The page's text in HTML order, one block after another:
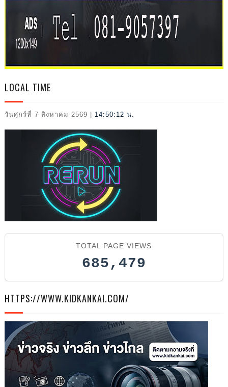
L
2026
LOCAL TIME
วันศุกร์ที่ 7 สิงหาคม 2569 14:50:13 น.
TOTAL PAGE VIEWS
685,479
HTTPS://WWW.KIDKANKAI.COM/